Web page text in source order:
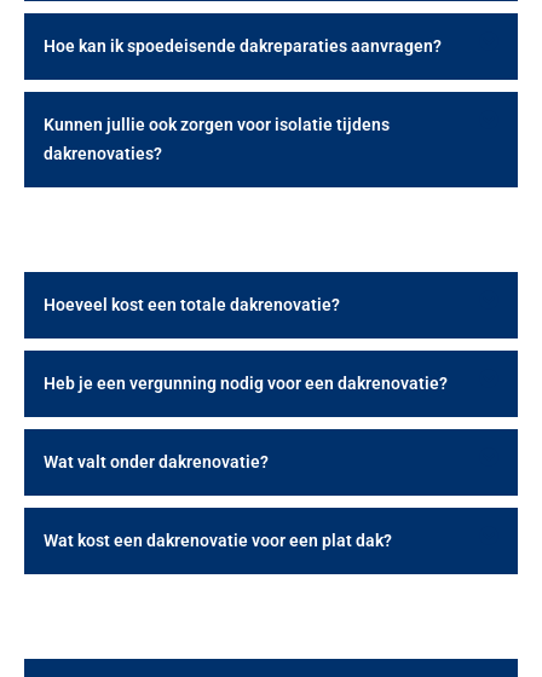
Hoe kan ik spoedeisende dakreparaties aanvragen?
Kunnen jullie ook zorgen voor isolatie tijdens
dakrenovaties?
Hoeveel kost een totale dakrenovatie?
Heb je een vergunning nodig voor een dakrenovatie?
Wat valt onder dakrenovatie?
Wat kost een dakrenovatie voor een plat dak?